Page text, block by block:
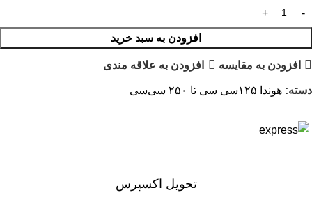
افزودن به سبد خرید
افزودن به مقایسه افزودن به علاقه مندی
دسته: هوندا ۱۲۵سی سی تا ۲۵۰ سی‌سی
تحویل اکسپرس